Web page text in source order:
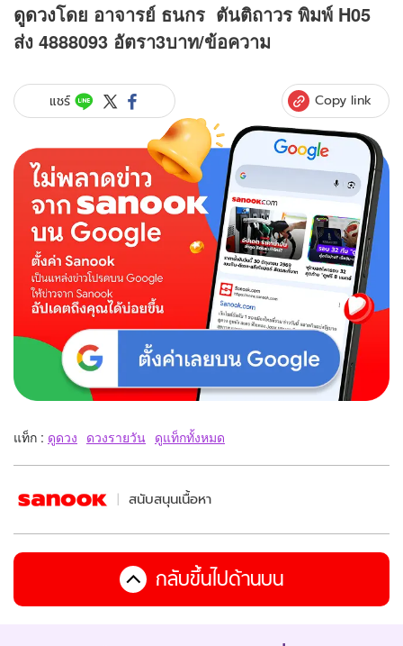
ดูดวงโดย อาจารย์ ธนกร ตันติถาวร พิมพ์ H05
ส่ง 4888093 อัตรา3บาท/ข้อความ
แชร์ Copy link
แท็ก : ดูดวง ดวงรายวัน ดูแท็กทั้งหมด
สนับสนุนเนื้อหา
กลับขึ้นไปด้านบน